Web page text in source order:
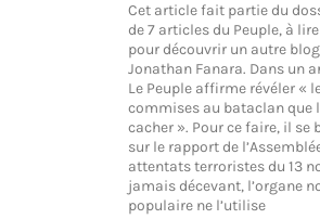
Cet article fait partie du
de 7 articles du Peuple, à
pour découvrir un autre
Jonathan Fanara. Dans un
Le Peuple affirme révéler «
commises au bataclan que
cacher ». Pour ce faire, il se
sur le rapport de
attentats terroristes du 13
jamais décevant, l’organe
populaire ne l’utilise